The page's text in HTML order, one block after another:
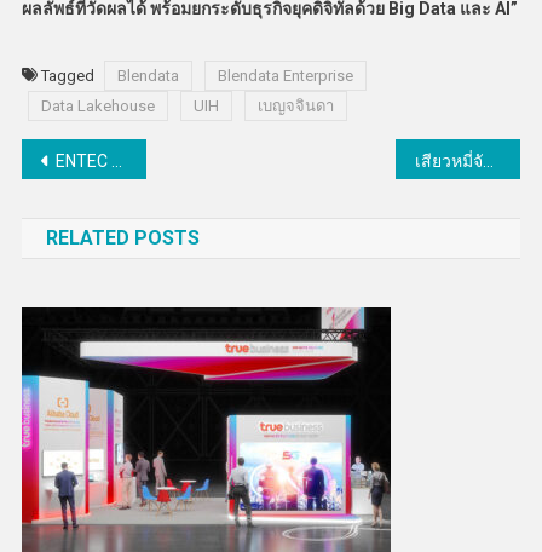
ผลลัพธ์ที่วัดผลได้ พร้อมยกระดับธุรกิจยุคดิจิทัลด้วย Big Data และ AI”
Tagged Blendata
Blendata Enterprise
Data Lakehouse
UIH เบญจจินดา
แนะแนว
ENTEC สวทช. โชว์พลังวิจัยฯขับเคลื่อนอนาคตพลังงานไทยที่ยั่งยืน
RELATED POSTS